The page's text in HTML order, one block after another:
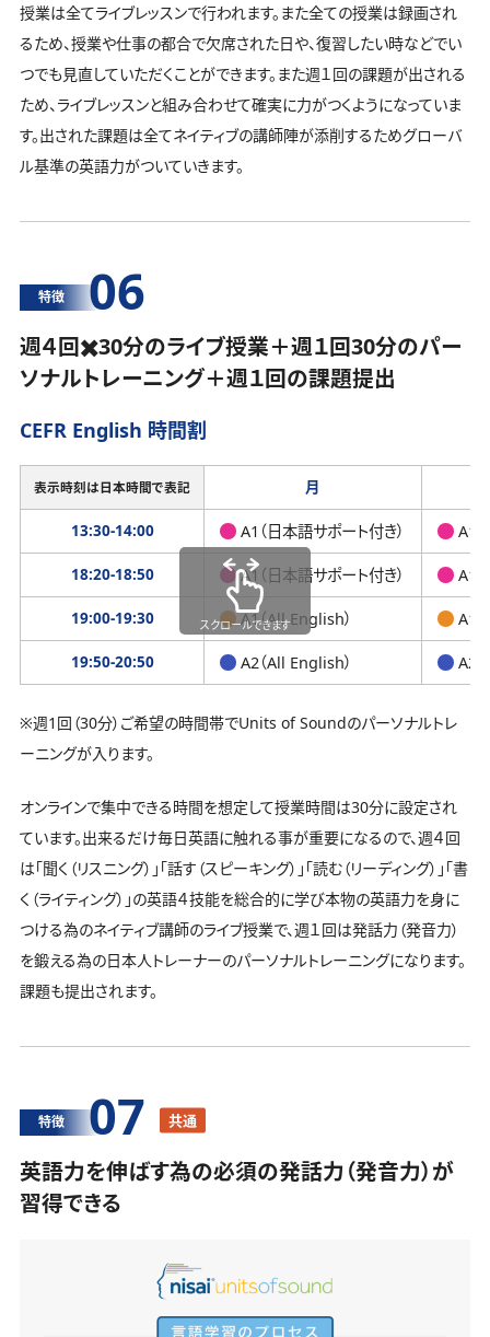
授業は全てライブレッスンで行われます。また全ての授業は録画され
るため、授業や仕事の都合で欠席された日や、復習したい時などでい
つでも見直していただくことができます。また週１回の課題が出される
ため、ライブレッスンと組み合わせて確実に力がつくようになっていま
す。出された課題は全てネイティブの講師陣が添削するためグローバ
ル基準の英語力がついていきます。
特徴 06
週４回✖️30分のライブ授業＋週１回30分のパー
ソナルトレーニング＋週１回の課題提出
CEFR English 時間割
表示時刻は日本時間で表記 月
13:30-14:00 A1（日本語サポート付き） A1
18:20-18:50 A1（日本語サポート付き） A1
19:00-19:30 A1（All English） A1
19:50-20:50 A2（All English） A2
スクロールできます
※週1回（30分）ご希望の時間帯でUnits of Soundのパーソナルトレ
ーニングが入ります。
オンラインで集中できる時間を想定して授業時間は30分に設定され
ています。出来るだけ毎日英語に触れる事が重要になるので、週４回
は「聞く（リスニング）」「話す（スピーキング）」「読む（リーディング）」「書
く（ライティング）」の英語４技能を総合的に学び本物の英語力を身に
つける為のネイティブ講師のライブ授業で、週１回は発話力（発音力）
を鍛える為の日本人トレーナーのパーソナルトレーニングになります。
課題も提出されます。
特徴 07 共通
英語力を伸ばす為の必須の発話力（発音力）が
習得できる